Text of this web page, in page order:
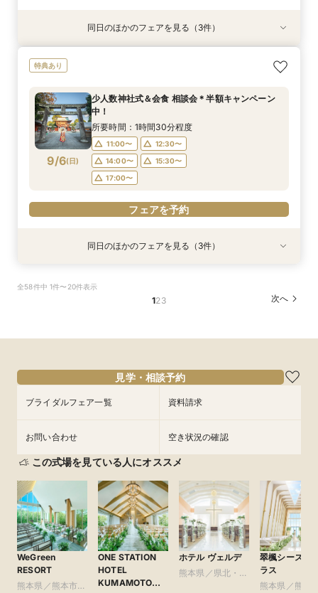
9/5(土)
【少人数専門】家族に感謝を伝える結婚式＆会食
14:00〜
15:30〜
17:00〜
フェアを予約
9/5(土)
14:00〜
15:30〜
17:00〜
フェアを予約
9/5(土)
大人気！リゾートウエディング相談会（沖縄、北
フェアを予約
同日のほかのフェアを見る（3件）
特典あり
9/6(日)
少人数神社式＆会食 相談会＊半額キャンペーン
中！
所要時間：1時間30分程度
11:00〜
12:30〜
14:00〜
15:30〜
17:00〜
フェアを予約
9/6
フェア
9/6
50％OFF
9/6
海道、グアム、ハワイ）
フェアを予約
同日のほかのフェアを見る（3件）
全58件中 1件〜20件表示
123 次へ
見学・相談予約
ブライダルフェア一覧 資料請求
お問い合わせ 空き状況の確認
この式場を見ている人にオススメ
WeGreen
RESORT
熊本県／熊本市・
ONE STATION
HOTEL
KUMAMOTO（
ホテル ヴェルデ
熊本県／県北・阿
翠楓シーズン
ラス
熊本県／熊本